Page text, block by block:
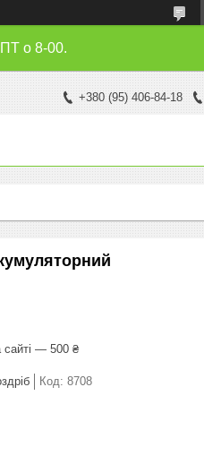
о 8-00.
+380 (95) 406-84-18
сайті — 500 ₴
Код: 8708